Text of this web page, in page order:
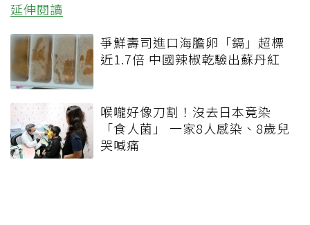
延伸閱讀
爭鮮壽司進口海膽卵「鎘」超標
近1.7倍 中國辣椒乾驗出蘇丹紅
喉嚨好像刀割！沒去日本竟染
「食人菌」 一家8人感染、8歲兒
哭喊痛